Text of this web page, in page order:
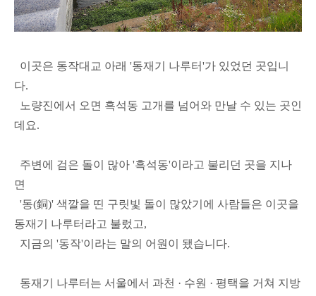
이곳은 동작대교 아래 '동재기 나루터'가 있었던 곳입니
다.
노량진에서 오면 흑석동 고개를 넘어와 만날 수 있는 곳인
데요.
주변에 검은 돌이 많아 '흑석동'이라고 불리던 곳을 지나
면
'동(銅)' 색깔을 띤 구릿빛 돌이 많았기에 사람들은 이곳을
동재기 나루터라고 불렀고,
지금의 '동작'이라는 말의 어원이 됐습니다.
동재기 나루터는 서울에서 과천 · 수원 · 평택을 거쳐 지방